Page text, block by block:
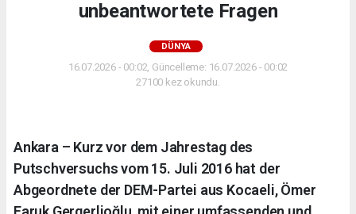
unbeantwortete Fragen
DÜNYA
16.07.2026 - 00:02, Güncelleme: 16.07.2026 - 00:02
27100 kez okundu.
Ankara – Kurz vor dem Jahrestag des
Putschversuchs vom 15. Juli 2016 hat der
Abgeordnete der DEM-Partei aus Kocaeli, Ömer